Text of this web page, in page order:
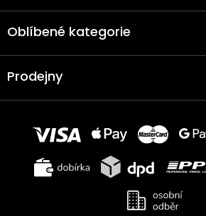
Oblíbené kategorie
Prodejny